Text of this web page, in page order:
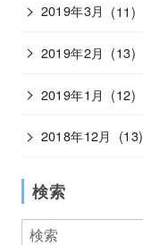
2019年3月 (11)
2019年2月 (13)
2019年1月 (12)
2018年12月 (13)
検索